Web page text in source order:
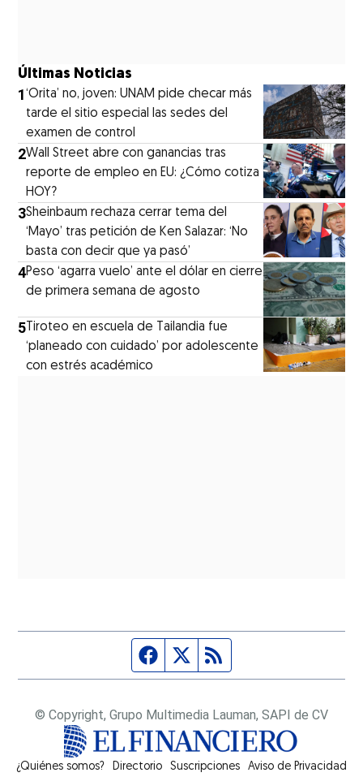
Últimas Noticias
1‘Orita’ no, joven: UNAM pide checar más
tarde el sitio especial las sedes del
examen de control
2Wall Street abre con ganancias tras
reporte de empleo en EU: ¿Cómo cotiza
HOY?
3Sheinbaum rechaza cerrar tema del
‘Mayo’ tras petición de Ken Salazar: ‘No
basta con decir que ya pasó’
4Peso ‘agarra vuelo’ ante el dólar en cierre
de primera semana de agosto
5 Tiroteo en escuela de Tailandia fue
‘planeado con cuidado’ por adolescente
con estrés académico
Página de Facebook
Fuente Twitter
© Copyright, Grupo Multimedia Lauman, SAPI de CV
¿Quiénes somos? Directorio Suscripciones Opens in new window
Aviso de Privacidad